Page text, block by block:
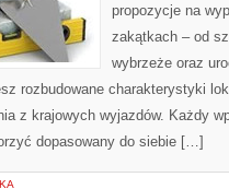
propozycje na
zakątkach – od
wybrzeże oraz
rozbudowane charakterystyki
z krajowych wyjazdów. Każdy
dopasowany do siebie […]